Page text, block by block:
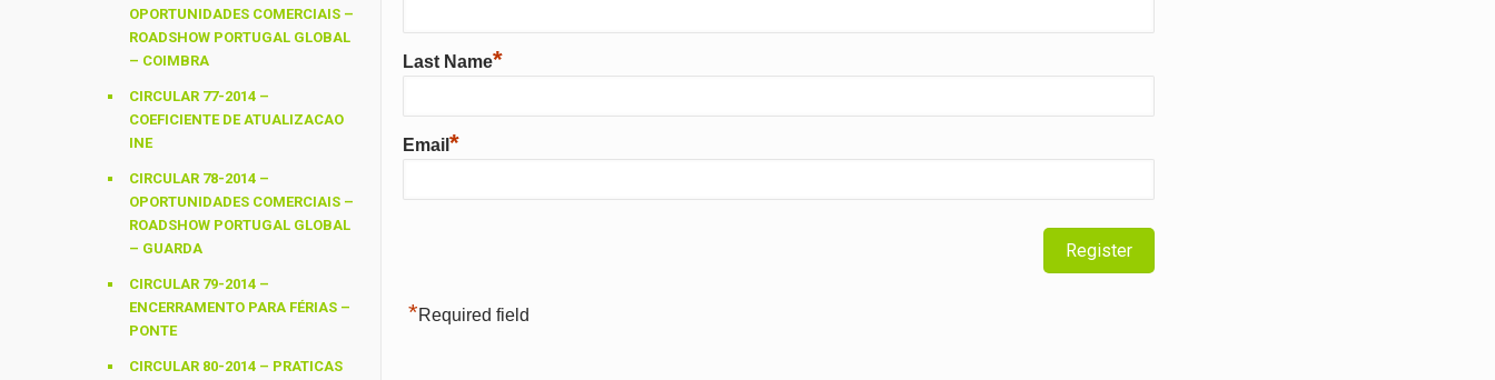
Last Name*
Email *
*Required field
OPORTUNIDADES COMERCIAIS –
ROADSHOW PORTUGAL GLOBAL
– COIMBRA
CIRCULAR 77-2014 –
COEFICIENTE DE ATUALIZACAO
INE
CIRCULAR 78-2014 –
OPORTUNIDADES COMERCIAIS –
ROADSHOW PORTUGAL GLOBAL
– GUARDA
CIRCULAR 79-2014 –
ENCERRAMENTO PARA FÉRIAS –
PONTE
CIRCULAR 80-2014 – PRATICAS